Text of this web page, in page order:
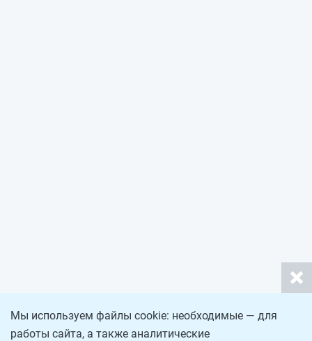
Мы используем файлы cookie: необходимые — для
работы сайта, а также аналитические